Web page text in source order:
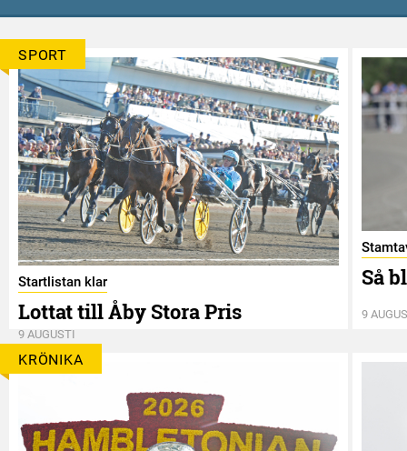
SPORT
Startlistan klar
Lottat till Åby Stora Pris
9 AUGUSTI
Så
9
KRÖNIKA